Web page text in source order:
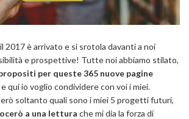
2017 è arrivato e si srotola davanti a noi
e prospettive! Tutte noi abbiamo stilato,
per queste 365 nuove pagine
e qui io voglio condividere con voi i miei.
soltanto quali sono i miei 5 progetti futuri,
a una lettura che mi dia la forza di